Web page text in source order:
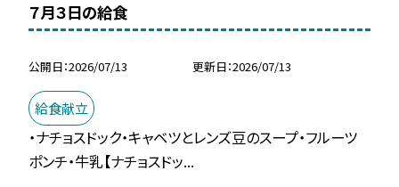
７月３日の給食
公開日 2026/07/13 更新日 2026/07/13
給食献立
・ナチョスドック・キャベツとレンズ豆のスープ・フルーツ
ポンチ・牛乳【ナチョスドッ...